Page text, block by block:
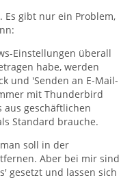
gibt nur ein Problem,
Einstellungen überall
habe, werden
und 'Senden an E-Mail-
mit Thunderbird
aus geschäftlichen
Standard brauche.
soll in der
Aber bei mir sind
gesetzt und lassen sich